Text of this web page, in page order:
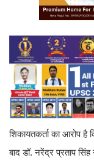
शिकायतकर्ता का आरोप
बाद डॉ. नरेंद्र प्रताप